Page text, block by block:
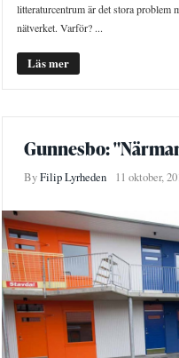
litteraturcentrum är det stora problem
nätverket. Varför? ...
Läs mer
Gunnesbo:
ByFilip Lyrheden 11 oktober,